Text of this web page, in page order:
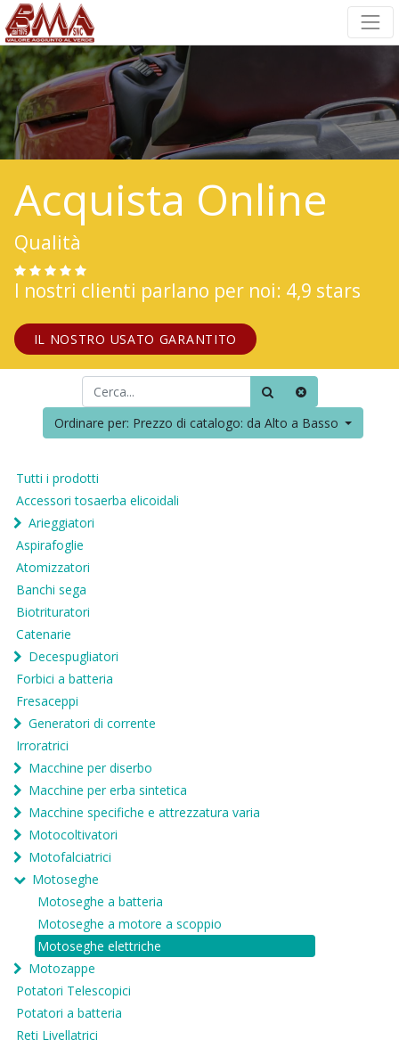
Acquista Online
Qualità
I nostri clienti parlano per noi: 4,9 stars
IL NOSTRO USATO GARANTITO
Ordinare per: Prezzo di catalogo: da Alto a Basso
Tutti i prodotti
Accessori tosaerba elicoidali
Arieggiatori
Aspirafoglie
Atomizzatori
Banchi sega
Biotrituratori
Catenarie
Decespugliatori
Forbici a batteria
Fresaceppi
Generatori di corrente
Irroratrici
Macchine per diserbo
Macchine per erba sintetica
Macchine specifiche e attrezzatura varia
Motocoltivatori
Motofalciatrici
Motoseghe
Motoseghe a batteria
Motoseghe a motore a scoppio
Motoseghe elettriche
Motozappe
Potatori Telescopici
Potatori a batteria
Reti Livellatrici